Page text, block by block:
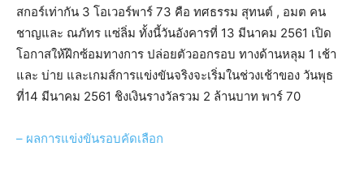
สกอร์เท่ากัน 3 โอเวอร์พาร์ 73 คือ ทศธรรม สุทนต์ , อมต คน
ชาญและ ณภัทร แซ่ลิ่ม ทั้งนี้วันอังคารที่ 13 มีนาคม 2561 เปิด
โอกาสให้ฝึกซ้อมทางการ ปล่อยตัวออกรอบ ทางด้านหลุม 1 เช้า
และ บ่าย และเกมส์การแข่งขันจริงจะเริ่มในช่วงเช้าของ วันพุธ
ที่14 มีนาคม 2561 ชิงเงินรางวัลรวม 2 ล้านบาท พาร์ 70
– ผลการแข่งขันรอบคัดเลือก